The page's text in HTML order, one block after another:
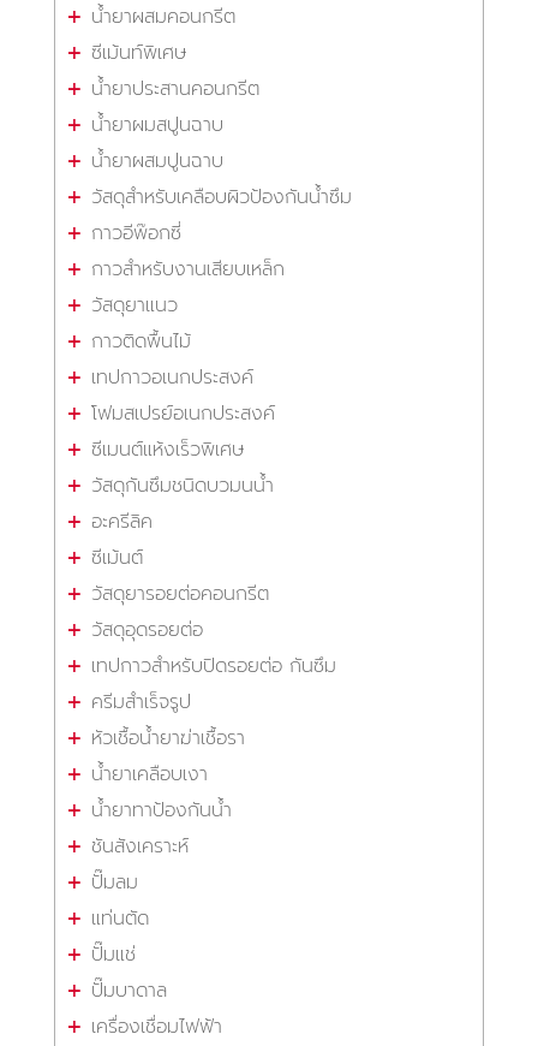
น้ำยาผสมคอนกรีต
ซีเม้นท์พิเศษ
น้ำยาประสานคอนกรีต
น้ำยาผมสปูนฉาบ
น้ำยาผสมปูนฉาบ
วัสดุสำหรับเคลือบผิวป้องกันน้ำซึม
กาวอีพ๊อกซี่
กาวสำหรับงานเสียบเหล็ก
วัสดุยาแนว
กาวติดพื้นไม้
เทปกาวอเนกประสงค์
โฟมสเปรย์อเนกประสงค์
ซีเมนต์แห้งเร็วพิเศษ
วัสดุกันซึมชนิดบวมนน้ำ
อะครีลิค
ซีเม้นต์
วัสดุยารอยต่อคอนกรีต
วัสดุอุดรอยต่อ
เทปกาวสำหรับปิดรอยต่อ กันซึม
ครีมสำเร็จรูป
หัวเชื้อน้ำยาฆ่าเชื้อรา
น้ำยาเคลือบเงา
น้ำยาทาป้องกันน้ำ
ชันสังเคราะห์
ปั๊มลม
แท่นตัด
ปั๊มแช่
ปั๊มบาดาล
เครื่องเชื่อมไฟฟ้า